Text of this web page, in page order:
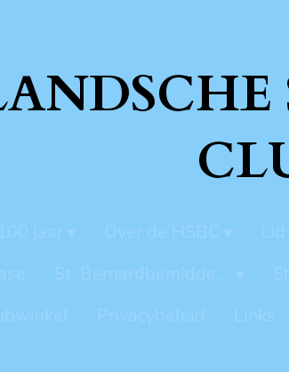
jaar Over de HSBC
St. Bernardbemiddeling
Privacybeleid Links